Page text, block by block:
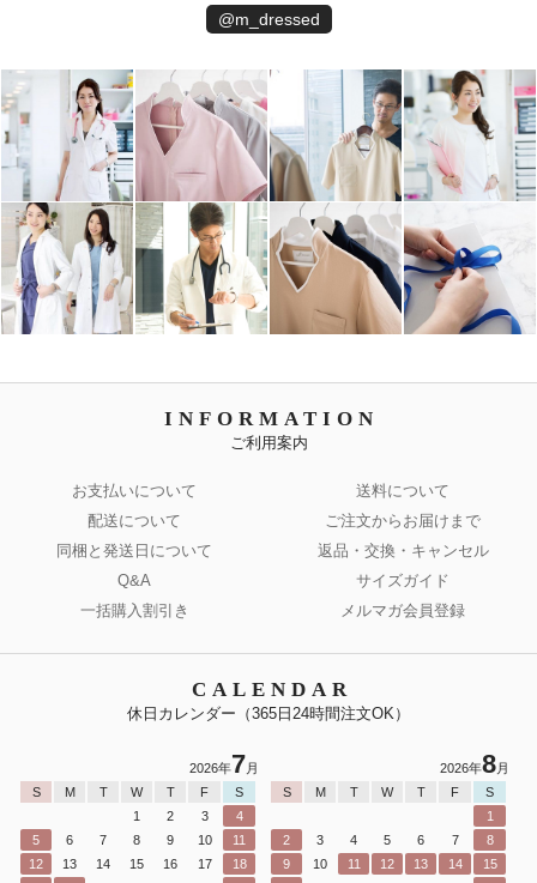
@m_dressed
INFORMATION
ご利用案内
お支払いについて
送料について
配送について
ご注文からお届けまで
同梱と発送日について
返品・交換・キャンセル
Q&A
サイズガイド
一括購入割引き
メルマガ会員登録
CALENDAR
休日カレンダー（365日24時間注文OK）
2026年7月
S
M T W T F
S
1
2 3
4
5
6 7 8 9 10
11
12
13 14 15 16 17
18
2026年8月
S
M T W T F
S
1
2
3 4 5 6 7
8
9
10 11 12 13 14
15